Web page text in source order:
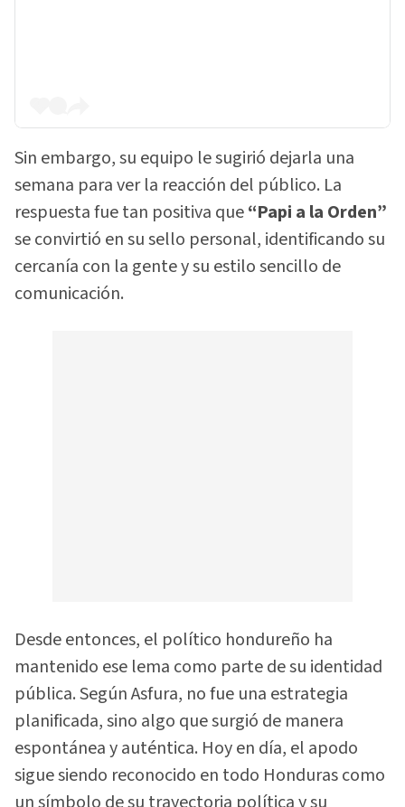
Sin embargo, su equipo le sugirió dejarla una
semana para ver la reacción del público. La
respuesta fue tan positiva que“Papi a la Orden”
se convirtió en su sello personal, identificando su
cercanía con la gente y su estilo sencillo de
comunicación.
Desde entonces, el político hondureño ha
mantenido ese lema como parte de su identidad
pública. Según Asfura, no fue una estrategia
planificada, sino algo que surgió de manera
espontánea y auténtica. Hoy en día, el apodo
sigue siendo reconocido en todo Honduras como